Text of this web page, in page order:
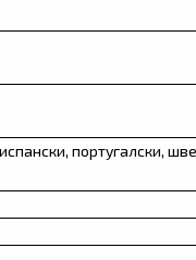
португалски,